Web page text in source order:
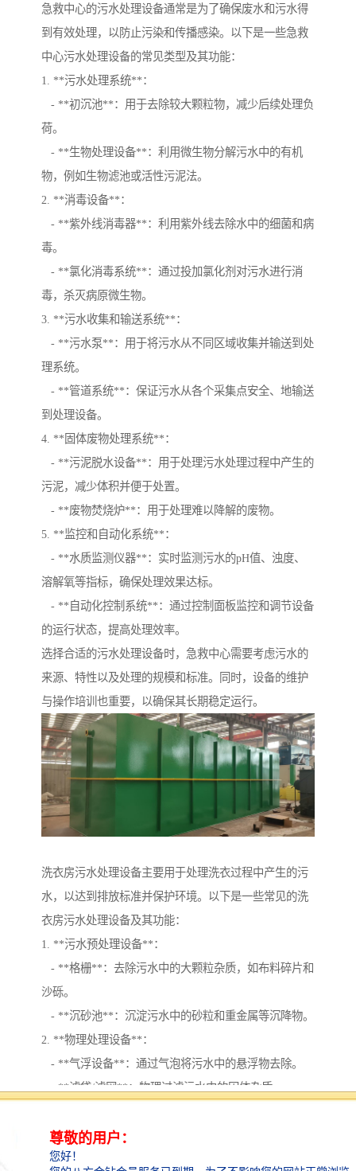
急救中心的污水处理设备通常是为了确保废水和污水得
到有效处理，以防止污染和传播感染。以下是一些急救
中心污水处理设备的常见类型及其功能：
1. **污水处理系统**：
- **初沉池**：用于去除较大颗粒物，减少后续处理负
荷。
- **生物处理设备**：利用微生物分解污水中的有机
物，例如生物滤池或活性污泥法。
2. **消毒设备**：
- **紫外线消毒器**：利用紫外线去除水中的细菌和病
毒。
- **氯化消毒系统**：通过投加氯化剂对污水进行消
毒，杀灭病原微生物。
3. **污水收集和输送系统**：
- **污水泵**：用于将污水从不同区域收集并输送到处
理系统。
- **管道系统**：保证污水从各个采集点安全、地输送
到处理设备。
4. **固体废物处理系统**：
- **污泥脱水设备**：用于处理污水处理过程中产生的
污泥，减少体积并便于处置。
- **废物焚烧炉**：用于处理难以降解的废物。
5. **监控和自动化系统**：
- **水质监测仪器**：实时监测污水的pH值、浊度、
溶解氧等指标，确保处理效果达标。
- **自动化控制系统**：通过控制面板监控和调节设备
的运行状态，提高处理效率。
选择合适的污水处理设备时，急救中心需要考虑污水的
来源、特性以及处理的规模和标准。同时，设备的维护
与操作培训也重要，以确保其长期稳定运行。
洗衣房污水处理设备主要用于处理洗衣过程中产生的污
水，以达到排放标准并保护环境。以下是一些常见的洗
衣房污水处理设备及其功能：
1. **污水预处理设备**：
- **格栅**：去除污水中的大颗粒杂质，如布料碎片和
沙砾。
- **沉砂池**：沉淀污水中的砂粒和重金属等沉降物。
2. **物理处理设备**：
- **气浮设备**：通过气泡将污水中的悬浮物去除。
- **滤袋/滤网**：物理过滤污水中的固体杂质。
- **活性污泥法**：采用微生物降解污水中的有机物
质。